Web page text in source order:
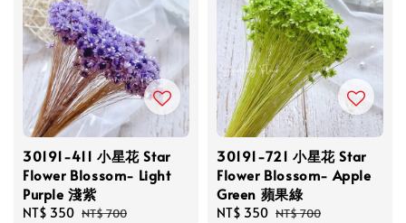
30191-411 小星花 Star
Flower Blossom- Light
Purple 淺紫
Sale
NT$ 350 Regular
NT$ 700
30191-721 小星花 Star
Flower Blossom- Apple
Green 蘋果綠
Sale
NT$ 350 Regular
NT$ 700